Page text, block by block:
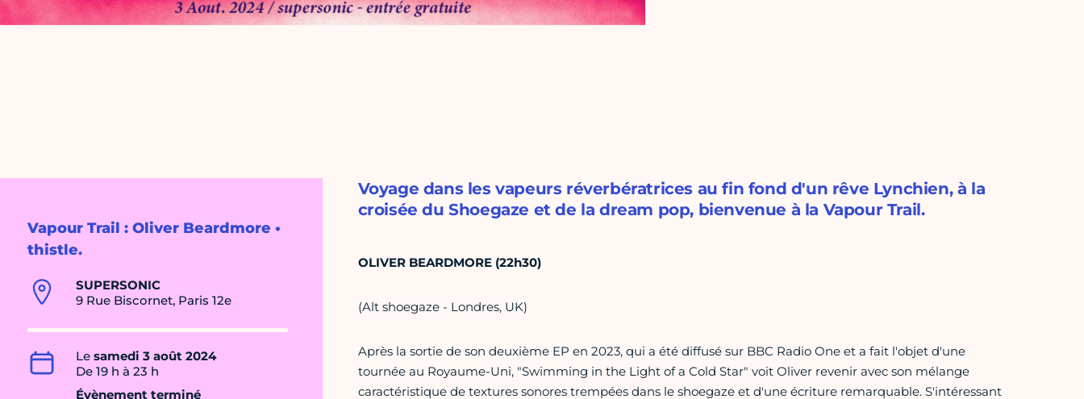
Vapour Trail : Oliver Beardmore •
thistle.
SUPERSONIC
9 Rue Biscornet, Paris 12e
Le samedi 3 août 2024
De 19 h à 23 h
Évènement terminé
Voyage dans les vapeurs réverbératrices au fin fond d'un rêve Lynchien, à la
croisée du Shoegaze et de la dream pop, bienvenue à la Vapour Trail.
OLIVER BEARDMORE (22h30)
(Alt shoegaze - Londres, UK)
Après la sortie de son deuxième EP en 2023, qui a été diffusé sur BBC Radio One et a fait l'objet d'une
tournée au Royaume-Uni, "Swimming in the Light of a Cold Star" voit Oliver revenir avec son mélange
caractéristique de textures sonores trempées dans le shoegaze et d'une écriture remarquable. S'intéressant